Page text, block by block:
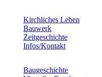
Kirchliches Leben
Bauwerk
Zeitgeschichte
Infos/Kontakt
Baugeschichte